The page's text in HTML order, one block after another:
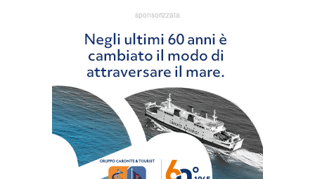
sponsorizzata